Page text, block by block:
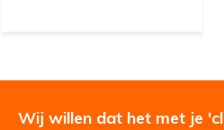
Wij willen dat het met je